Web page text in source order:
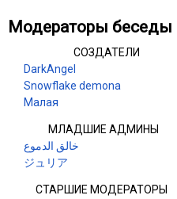
Модераторы беседы
СОЗДАТЕЛИ
DarkAngel
Snowflake demona
Малая
МЛАДШИЕ АДМИНЫ
خالق الدموع
ジュリア
СТАРШИЕ МОДЕРАТОРЫ